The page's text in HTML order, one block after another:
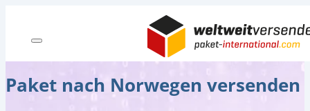
Paket nach Norwegen versenden